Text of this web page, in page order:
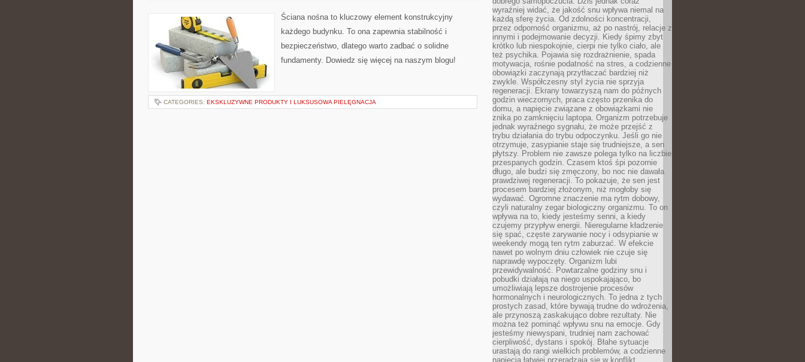
KAŻDEGO
SOLIDNEGO
Ściana nośna to kluczowy element konstrukcyjny
każdego budynku. To ona zapewnia stabilność i
bezpieczeństwo, dlatego warto zadbać o solidne
fundamenty. Dowiedz się więcej na naszym blogu!
CATEGORIES: EKSKLUZYWNE PRODUKTY I LUKSUSOWA PIELĘGNACJA
wyraźniej widać, że jakość snu wpływa niemal na
każdą sferę życia. Od zdolności koncentracji,
przez odporność organizmu, aż po nastrój, relacje z
innymi i podejmowanie decyzji. Kiedy śpimy zbyt
krótko lub niespokojnie, cierpi nie tylko ciało, ale
też psychika. Pojawia się rozdrażnienie, spada
motywacja, rośnie podatność na stres, a codzienne
obowiązki zaczynają przytłaczać bardziej niż
zwykle. Współczesny styl życia nie sprzyja
regeneracji. Ekrany towarzyszą nam do późnych
godzin wieczornych, praca często przenika do
domu, a napięcie związane z obowiązkami nie
znika po zamknięciu laptopa. Organizm potrzebuje
jednak wyraźnego sygnału, że może przejść z
trybu działania do trybu odpoczynku. Jeśli go nie
otrzymuje, zasypianie staje się trudniejsze, a sen
płytszy. Problem nie zawsze polega tylko na liczbie
przespanych godzin. Czasem ktoś śpi pozornie
długo, ale budzi się zmęczony, bo noc nie dawała
prawdziwej regeneracji. To pokazuje, że sen jest
procesem bardziej złożonym, niż mogłoby się
wydawać. Ogromne znaczenie ma rytm dobowy,
czyli naturalny zegar biologiczny organizmu. To on
wpływa na to, kiedy jesteśmy senni, a kiedy
czujemy przypływ energii. Nieregularne kładzenie
się spać, częste zarywanie nocy i odsypianie w
weekendy mogą ten rytm zaburzać. W efekcie
nawet po wolnym dniu człowiek nie czuje się
naprawdę wypoczęty. Organizm lubi
przewidywalność. Powtarzalne godziny snu i
pobudki działają na niego uspokajająco, bo
umożliwiają lepsze dostrojenie procesów
hormonalnych i neurologicznych. To jedna z tych
prostych zasad, które bywają trudne do wdrożenia,
ale przynoszą zaskakująco dobre rezultaty. Nie
można też pominąć wpływu snu na emocje. Gdy
jesteśmy niewyspani, trudniej nam zachować
cierpliwość, dystans i spokój. Błahe sytuacje
urastają do rangi wielkich problemów, a codzienne
napięcia łatwiej przeradzają się w konflikt.